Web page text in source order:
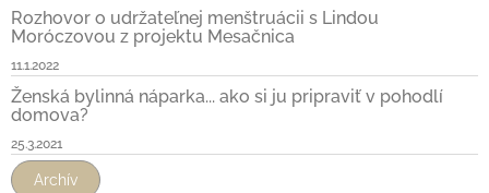
Rozhovor o udržateľnej menštruácii s Lindou
Moróczovou z projektu Mesačnica
11.1.2022
Ženská bylinná náparka... ako si ju pripraviť v pohodlí
domova?
25.3.2021
Archív